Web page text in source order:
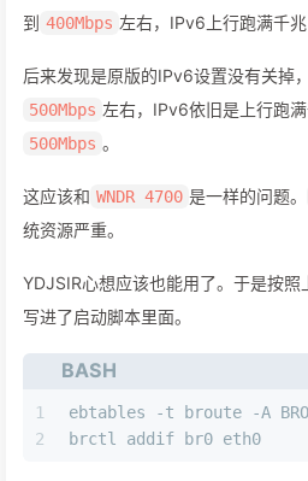
到 400Mbps 左右，IPv6上行跑满千
后来发现是原版的IPv6设置没有关掉
500Mbps 左右，IPv6依旧是上行跑
500Mbps 。
这应该和 WNDR 4700 是一样的问题。
统资源严重。
YDJSIR心想应该也能用了。于是按
写进了启动脚本里面。
BASH
1
2
ebtables -t broute -A
brctl addif br0 eth0